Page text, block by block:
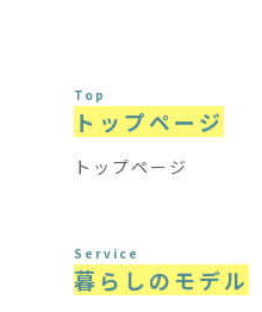
Top
トップページ
トップページ
Service
暮らしのモデル